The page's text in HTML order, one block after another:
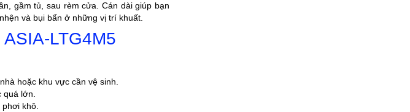
gầm tủ, sau rèm cửa. Cán dài giúp bạn
và bụi bẩn ở những vị trí khuất.
LTG4M5
hoặc khu vực cần vệ sinh.
lớn.
khô.